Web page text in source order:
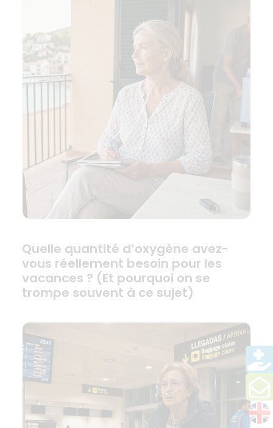
Quelle quantité d’oxygène avez-
vous réellement besoin pour les
vacances ? (Et pourquoi on se
trompe souvent à ce sujet)